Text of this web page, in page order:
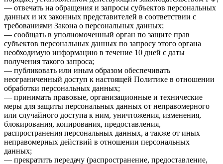
— отвечать на обращения и запросы субъектов персональных
данных и их законных представителей в соответствии с
требованиями Закона о персональных данных;
— сообщать в уполномоченный орган по защите прав
субъектов персональных данных по запросу этого органа
необходимую информацию в течение 10 дней с даты
получения такого запроса;
— публиковать или иным образом обеспечивать
неограниченный доступ к настоящей Политике в отношении
обработки персональных данных;
— принимать правовые, организационные и технические
меры для защиты персональных данных от неправомерного
или случайного доступа к ним, уничтожения, изменения,
блокирования, копирования, предоставления,
распространения персональных данных, а также от иных
неправомерных действий в отношении персональных
данных;
— прекратить передачу (распространение, предоставление,